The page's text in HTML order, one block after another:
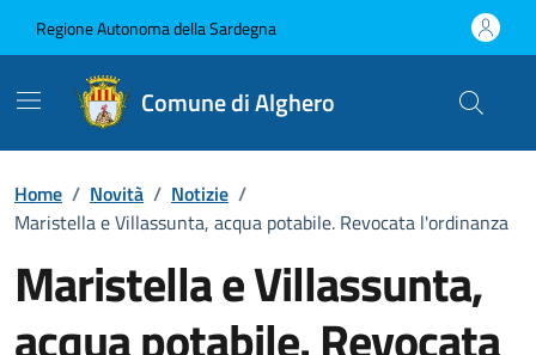
Regione Autonoma della Sardegna
Comune di Alghero
Home / Novità / Notizie /
Maristella e Villassunta, acqua potabile. Revocata l'ordinanza
Maristella e Villassunta,